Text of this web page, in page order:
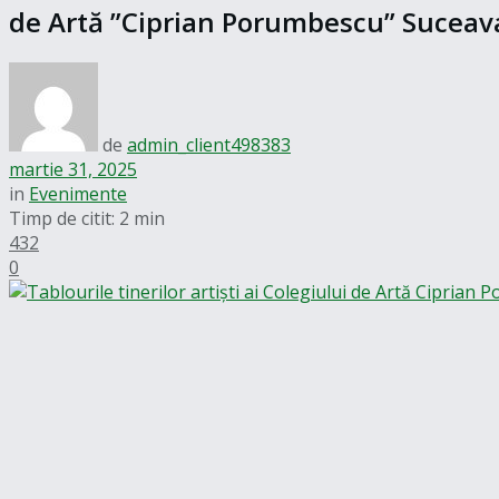
de Artă ”Ciprian Porumbescu”
de admin_client498383
martie 31, 2025
in Evenimente
Timp de citit: 2 min
432
0